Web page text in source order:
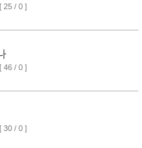
[ 25 / 0 ]
[ 46 / 0 ]
[ 30 / 0 ]